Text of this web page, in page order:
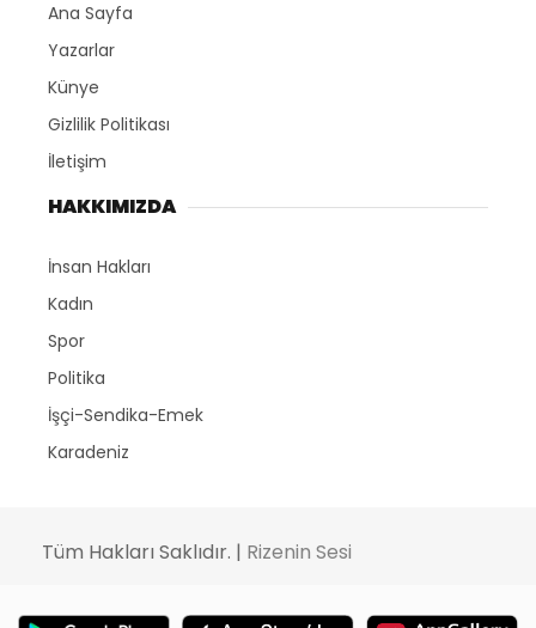
Ana Sayfa
Yazarlar
Künye
Gizlilik Politikası
İletişim
HAKKIMIZDA
İnsan Hakları
Kadın
Spor
Politika
İşçi-Sendika-Emek
Karadeniz
Tüm Hakları Saklıdır. | Rizenin Sesi